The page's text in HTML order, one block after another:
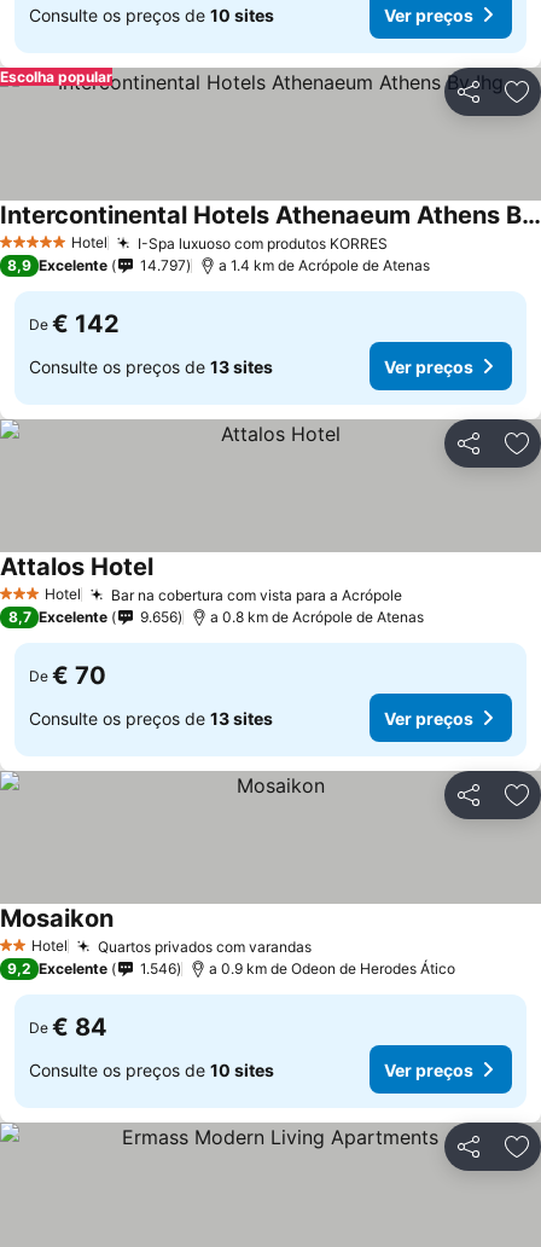
Consulte os preços de 10 sites Ver preços
Partilhar
Escolha popular
5 Estrelas Hotel I-Spa luxuoso com produtos KORRES
Intercontinental Hotels Athenaeum Athens By Ihg
8,9 Excelente 14.797 a 1.4 km de Acrópole de Atenas
De € 142
Consulte os preços de 13 sites Ver preços
Partilhar
3 EstrelasHotel Bar na cobertura com vista para a Acrópole
Attalos Hotel
8,7 Excelente 9.656 a 0.8 km de Acrópole de Atenas
De € 70
Consulte os preços de 13 sites Ver preços
Partilhar
2 Estrelas
Hotel Quartos privados com varandas
Mosaikon
9,2 Excelente 1.546 a 0.9 km de Odeon de Herodes Ático
De € 84
Consulte os preços de 10 sites Ver preços
Partilhar